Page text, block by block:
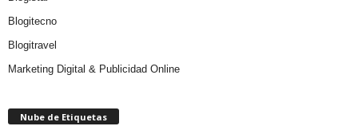
Blogitecno
Blogitravel
Marketing Digital & Publicidad Online
Nube de Etiquetas